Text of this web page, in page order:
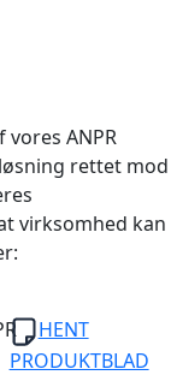
ANPR
rettet mod
virksomhed kan
HENT
PRODUKTBLAD